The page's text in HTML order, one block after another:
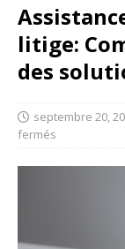
litige:
des
septembre 20,
fermés